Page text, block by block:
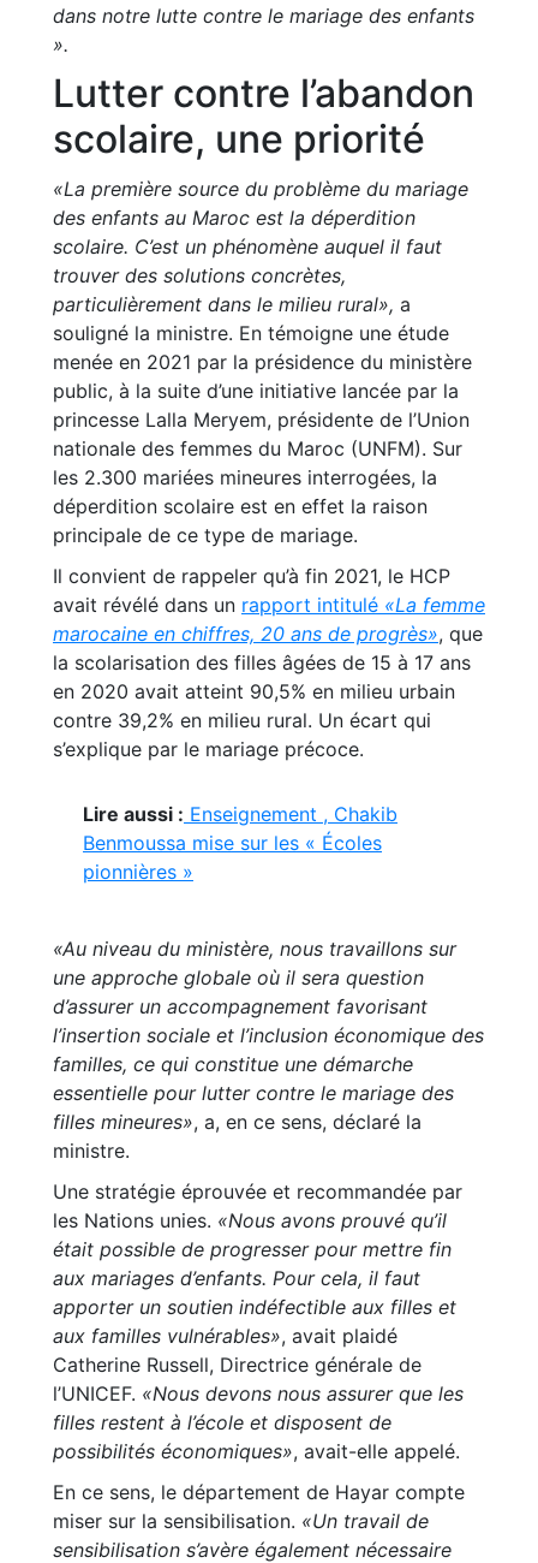
dans notre lutte contre le mariage des enfants
».
Lutter contre l’abandon
scolaire, une priorité
«La première source du problème du mariage
des enfants au Maroc est la déperdition
scolaire. C’est un phénomène auquel il faut
trouver des solutions concrètes,
particulièrement dans le milieu rural», a
souligné la ministre. En témoigne une étude
menée en 2021 par la présidence du ministère
public, à la suite d’une initiative lancée par la
princesse Lalla Meryem, présidente de l’Union
nationale des femmes du Maroc (UNFM). Sur
les 2.300 mariées mineures interrogées, la
déperdition scolaire est en effet la raison
principale de ce type de mariage.
Il convient de rappeler qu’à fin 2021, le HCP
avait révélé dans un rapport intitulé «La femme
marocaine en chiffres, 20 ans de progrès», que
la scolarisation des filles âgées de 15 à 17 ans
en 2020 avait atteint 90,5% en milieu urbain
contre 39,2% en milieu rural. Un écart qui
s’explique par le mariage précoce.
Lire aussi : Enseignement , Chakib
Benmoussa mise sur les « Écoles
pionnières »
«Au niveau du ministère, nous travaillons sur
une approche globale où il sera question
d’assurer un accompagnement favorisant
l’insertion sociale et l’inclusion économique des
familles, ce qui constitue une démarche
essentielle pour lutter contre le mariage des
filles mineures», a, en ce sens, déclaré la
ministre.
Une stratégie éprouvée et recommandée par
les Nations unies. «Nous avons prouvé qu’il
était possible de progresser pour mettre fin
aux mariages d’enfants. Pour cela, il faut
apporter un soutien indéfectible aux filles et
aux familles vulnérables», avait plaidé
Catherine Russell, Directrice générale de
l’UNICEF. «Nous devons nous assurer que les
filles restent à l’école et disposent de
possibilités économiques», avait-elle appelé.
En ce sens, le département de Hayar compte
miser sur la sensibilisation. «Un travail de
sensibilisation s’avère également nécessaire